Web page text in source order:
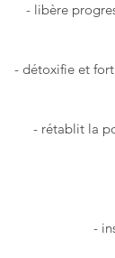
- libère
- détoxifie et
- rétablit la
-